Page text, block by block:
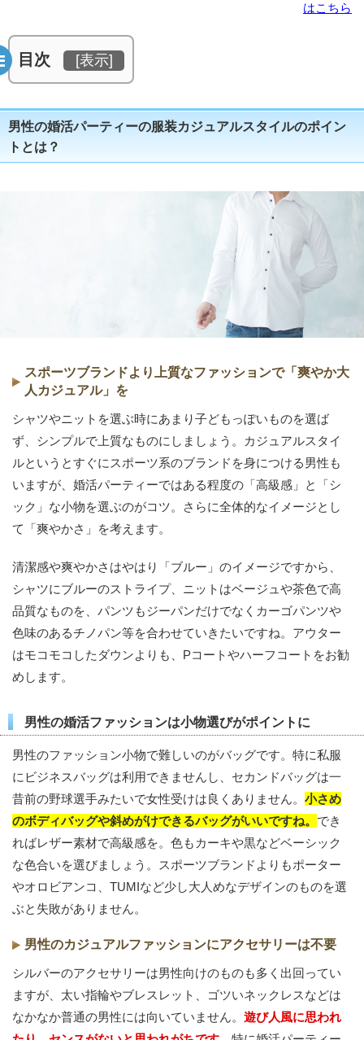
はこちら
目次 [表示]
男性の婚活パーティーの服装カジュアルスタイルのポイン
トとは？
スポーツブランドより上質なファッションで「爽やか大
人カジュアル」を
シャツやニットを選ぶ時にあまり子どもっぽいものを選ば
ず、シンプルで上質なものにしましょう。カジュアルスタイ
ルというとすぐにスポーツ系のブランドを身につける男性も
いますが、婚活パーティーではある程度の「高級感」と「シ
ック」な小物を選ぶのがコツ。さらに全体的なイメージとし
て「爽やかさ」を考えます。
清潔感や爽やかさはやはり「ブルー」のイメージですから、
シャツにブルーのストライプ、ニットはベージュや茶色で高
品質なものを、パンツもジーパンだけでなくカーゴパンツや
色味のあるチノパン等を合わせていきたいですね。アウター
はモコモコしたダウンよりも、Pコートやハーフコートをお勧
めします。
男性の婚活ファッションは小物選びがポイントに
男性のファッション小物で難しいのがバッグです。特に私服
にビジネスバッグは利用できませんし、セカンドバッグは一
昔前の野球選手みたいで女性受けは良くありません。 小さめ
のボディバッグや斜めがけできるバッグがいいですね。 でき
ればレザー素材で高級感を。色もカーキや黒などベーシック
な色合いを選びましょう。スポーツブランドよりもポーター
やオロビアンコ、TUMIなど少し大人めなデザインのものを選
ぶと失敗がありません。
男性のカジュアルファッションにアクセサリーは不要
シルバーのアクセサリーは男性向けのものも多く出回ってい
ますが、太い指輪やブレスレット、ゴツいネックレスなどは
なかなか普通の男性には向いていません。 遊び人風に思われ